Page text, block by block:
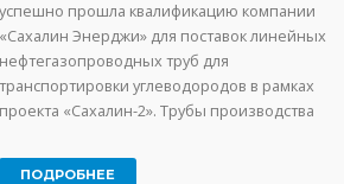
успешно прошла квалификацию компании
«Сахалин Энерджи» для поставок линейных
нефтегазопроводных труб для
транспортировки углеводородов в рамках
проекта «Сахалин-2». Трубы производства
ТМК, смогут ...
ПОДРОБНЕЕ